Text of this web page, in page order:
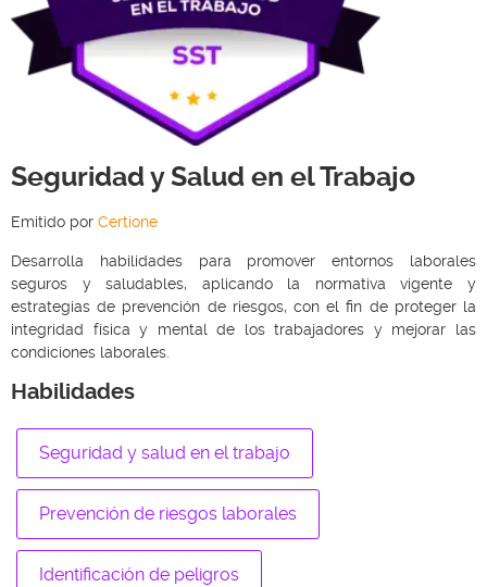
Seguridad y Salud en el Trabajo
Emitido por Certione
Desarrolla habilidades para promover entornos laborales
seguros y saludables, aplicando la normativa vigente y
estrategias de prevención de riesgos, con el fin de proteger la
integridad física y mental de los trabajadores y mejorar las
condiciones laborales.
Habilidades
Seguridad y salud en el trabajo
Prevención de riesgos laborales
Identificación de peligros